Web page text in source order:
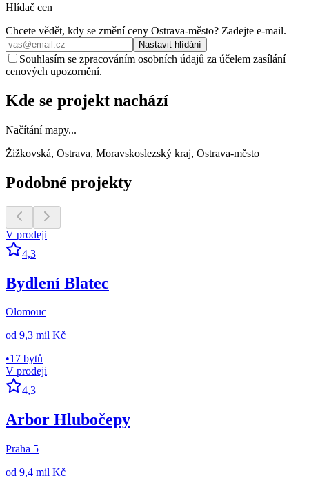
Hlídač cen
Chcete vědět, kdy se změní ceny Ostrava-město? Zadejte e‑mail.
Nastavit hlídání
Souhlasím se zpracováním osobních údajů za účelem zasílání
cenových upozornění.
Kde se projekt nachází
Načítání mapy...
Žižkovská, Ostrava, Moravskoslezský kraj, Ostrava-město
Podobné projekty
V prodeji
4,3
Bydlení Blatec
Olomouc
od 9,3 mil Kč
•17 bytů
V prodeji
4,3
Arbor Hlubočepy
Praha 5
od 9,4 mil Kč